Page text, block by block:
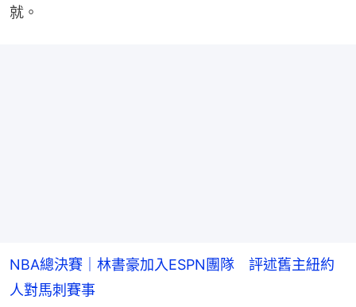
就。
NBA總決賽｜林書豪加入ESPN團隊 評述舊主紐約
人對馬刺賽事